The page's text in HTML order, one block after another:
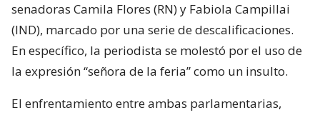
senadoras Camila Flores (RN) y Fabiola Campillai
(IND), marcado por una serie de descalificaciones.
En específico, la periodista se molestó por el uso de
la expresión “señora de la feria” como un insulto.
El enfrentamiento entre ambas parlamentarias,